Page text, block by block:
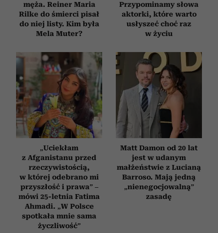
męża. Reiner Maria
Rilke do śmierci pisał
do niej listy. Kim była
Mela Muter?
Przypominamy słowa
aktorki, które warto
usłyszeć choć raz
w życiu
„Uciekłam
z Afganistanu przed
rzeczywistością,
w której odebrano mi
przyszłość i prawa” –
mówi 25-letnia Fatima
Ahmadi. „W Polsce
spotkała mnie sama
życzliwość”
Matt Damon od 20 lat
jest w udanym
małżeństwie z Lucianą
Barroso. Mają jedną
„nienegocjowalną”
zasadę